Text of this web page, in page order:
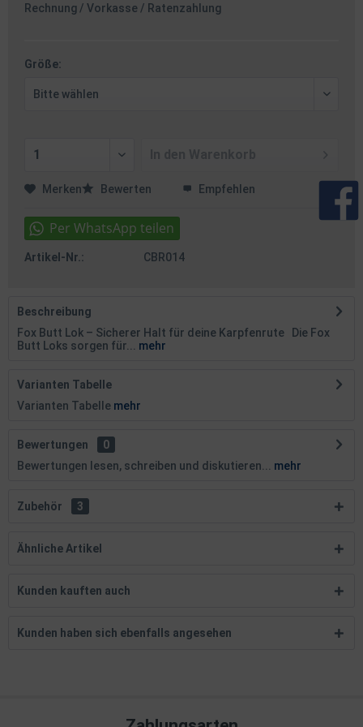
Rechnung / Vorkasse / Ratenzahlung
Größe:
Merken Bewerten Empfehlen
Artikel-Nr.: CBR014
Beschreibung
Fox Butt Lok – Sicherer Halt für deine Karpfenrute Die Fox
Butt Loks sorgen für...
mehr
Varianten Tabelle
Varianten Tabelle mehr
Bewertungen
0
Bewertungen lesen, schreiben und diskutieren...
mehr
Zubehör 3
Ähnliche Artikel
Kunden kauften auch
Kunden haben sich ebenfalls angesehen